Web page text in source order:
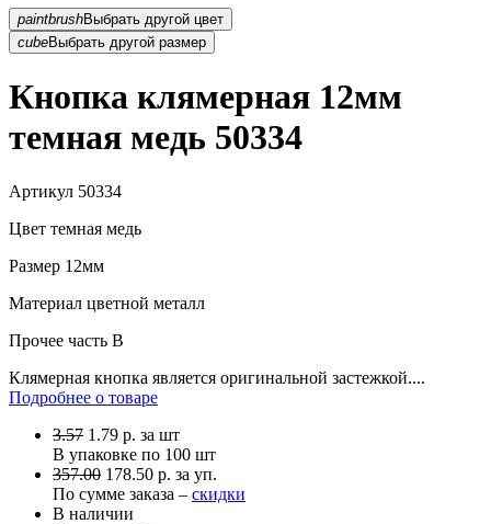
paintbrush
Выбрать другой цвет
cubeВыбрать другой размер
Кнопка клямерная 12мм
темная медь 50334
Артикул 50334
Цвет темная медь
Размер 12мм
Материал цветной металл
Прочее часть B
Клямерная кнопка является оригинальной застежкой....
Подробнее о товаре
3.57 1.79 р. за шт
В упаковке по 100 шт
357.00 178.50 р. за уп.
По сумме заказа – скидки
В наличии